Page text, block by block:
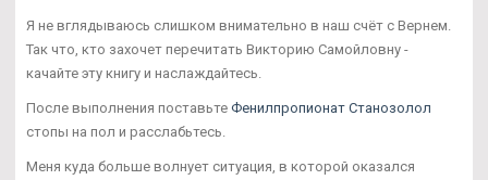
Я не вглядываюсь слишком внимательно в наш счёт с Вернем.
Так что, кто захочет перечитать Викторию Самойловну -
качайте эту книгу и наслаждайтесь.
После выполнения поставьте Фенилпропионат Станозолол
стопы на пол и расслабьтесь.
Меня куда больше волнует ситуация, в которой оказался